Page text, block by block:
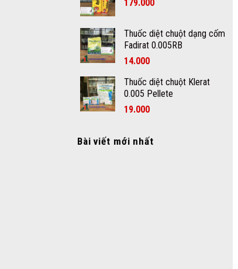
179.000
Thuốc diệt chuột dạng cốm
Fadirat 0.005RB
14.000
Thuốc diệt chuột Klerat
0.005 Pellete
19.000
Bài viết mới nhất